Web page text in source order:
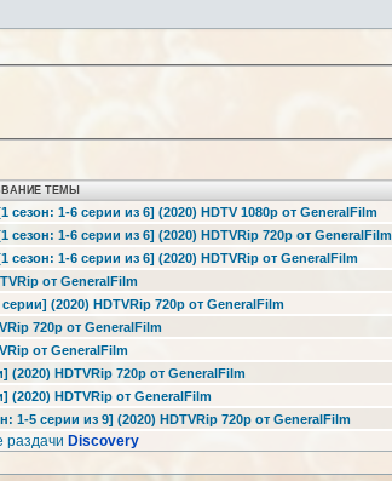
ТЕМЫ
1-6 серии из 6] (2020) HDTV 1080p от GeneralFilm
1-6 серии из 6] (2020) HDTVRip 720p от GeneralFilm
1-6 серии из 6] (2020) HDTVRip от GeneralFilm
от GeneralFilm
(2020) HDTVRip 720p от GeneralFilm
720p от GeneralFilm
от GeneralFilm
(2020) HDTVRip 720p от GeneralFilm
(2020) HDTVRip от GeneralFilm
5 серии из 9] (2020) HDTVRip 720p от GeneralFilm
раздачи Discovery